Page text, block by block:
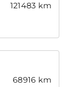
121483 km
68916 km